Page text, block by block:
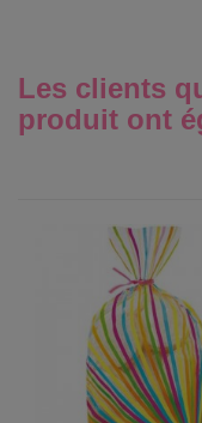
Les clients
produit ont